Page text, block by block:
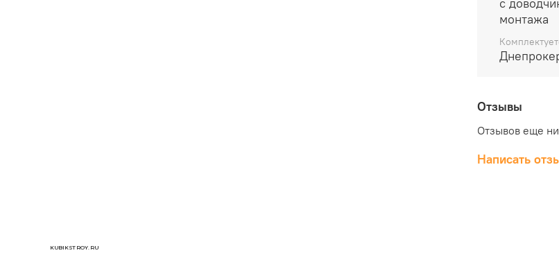
с
монтажа
Отзывы
Отзывов еще
Написать
KUBIKSTROY.RU